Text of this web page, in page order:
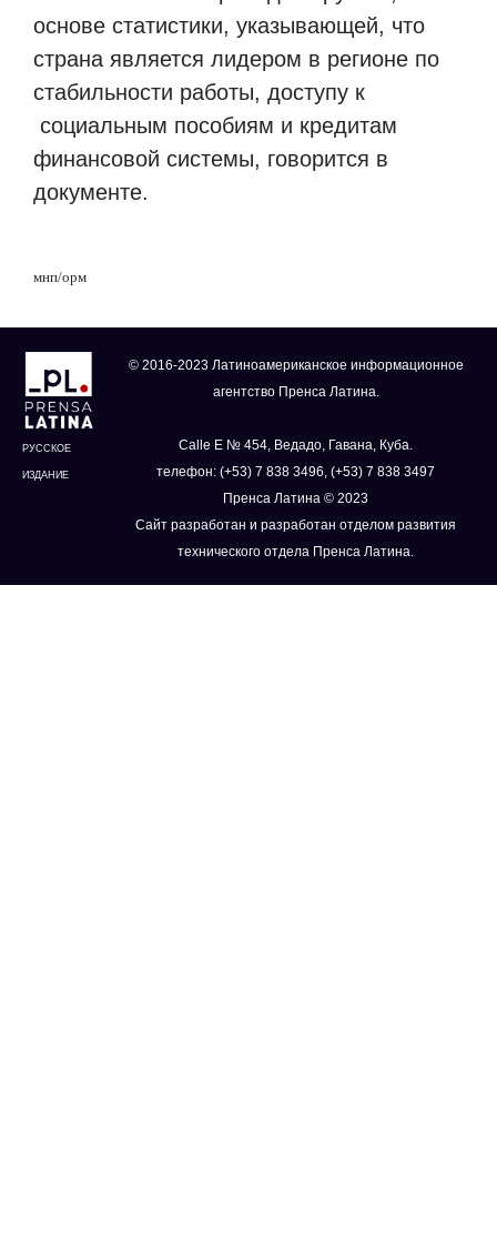
основе статистики, указывающей, что
страна является лидером в регионе по
стабильности работы, доступу к
социальным пособиям и кредитам
финансовой системы, говорится в
документе.
мнп/орм
РУССКОЕ
ИЗДАНИЕ
© 2016-2023 Латиноамериканское информационное
агентство Пренса Латина.
Calle E № 454, Ведадо, Гавана, Куба.
телефон: (+53) 7 838 3496, (+53) 7 838 3497
Пренса Латина © 2023
Сайт разработан и разработан отделом развития
технического отдела Пренса Латина.